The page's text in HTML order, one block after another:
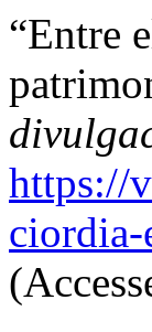
“Entre
https://